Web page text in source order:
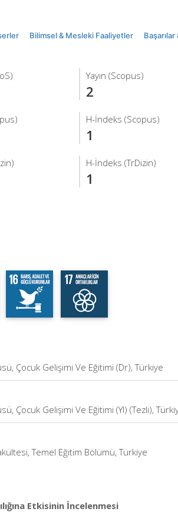
Bilimsel & Mesleki Faaliyetler Başarılar
Yayın (Scopus)
2
H-İndeks (Scopus)
1
H-İndeks (TrDizin)
1
Çocuk Gelişimi Ve Eğitimi (Dr), Türkiye
Çocuk Gelişimi Ve Eğitimi (Yl) (Tezli),
Temel Eğitim Bölümü, Türkiye
Etkisinin İncelenmesi